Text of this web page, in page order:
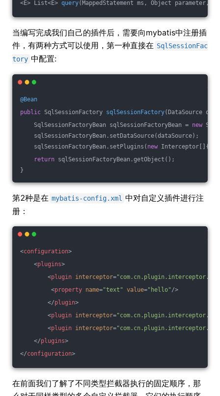
<E>
List<E> query(MappedStatement ms, Object parameter,
当编写完成我们自己的插件后，需要向mybatis中注册插
件，有两种方式可以使用，第一种直接在 SqlSessionFac
tory 中配置:
@Bean
public SqlSessionFactory sqlSessionFactory(DataSource
SqlSessionFactoryBean sqlSessionFactoryBean = new
sqlSessionFactoryBean.setDataSource(dataSource);
sqlSessionFactoryBean.setPlugins( new Interceptor[]{
return sqlSessionFactoryBean.getObject();
}
第2种是在 mybatis-config.xml 中对自定义插件进行注
册：
<configuration>
<plugins>
<plugin interceptor=
<property name="text" value="hello"/>
</plugin>
<plugin interceptor=
<plugin interceptor=
</plugins>
</configuration>
在前面我们了解了不同类型拦截器执行的固定顺序，那